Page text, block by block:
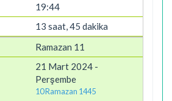
19:44
13 saat, 45 dakika
Ramazan 11
21 Mart 2024 -
Perşembe
10 Ramazan 1445